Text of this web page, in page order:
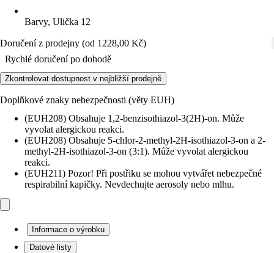
Barvy, Ulička 12
Doručení z prodejny (od 1228,00 Kč)
Rychlé doručení po dohodě
Zkontrolovat dostupnost v nejbližší prodejně
Doplňkové znaky nebezpečnosti (věty EUH)
(EUH208) Obsahuje 1,2-benzisothiazol-3(2H)-on. Může
vyvolat alergickou reakci.
(EUH208) Obsahuje 5-chlor-2-methyl-2H-isothiazol-3-on a 2-
methyl-2H-isothiazol-3-on (3:1). Může vyvolat alergickou
reakci.
(EUH211) Pozor! Při postřiku se mohou vytvářet nebezpečné
respirabilní kapičky. Nevdechujte aerosoly nebo mlhu.
Informace o výrobku
Datové listy